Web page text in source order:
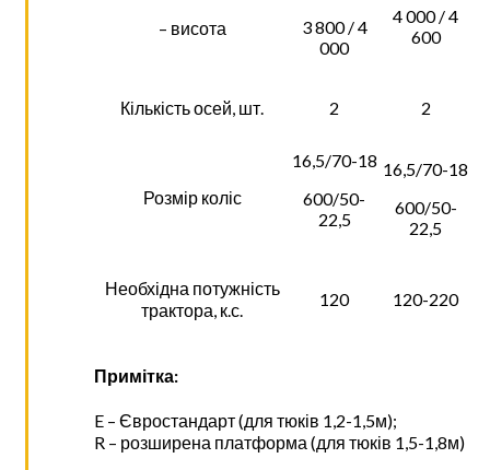
– висота
3 800 / 4
000
4 000 / 4
600
Кількість осей, шт. 2 2
Розмір коліс
16,5/70-18
600/50-
22,5
16,5/70-18
600/50-
22,5
Необхідна потужність
трактора, к.с.
120 120-220
Примітка:
E – Євростандарт (для тюків 1,2-1,5м);
R – розширена платформа (для тюків 1,5-1,8м)